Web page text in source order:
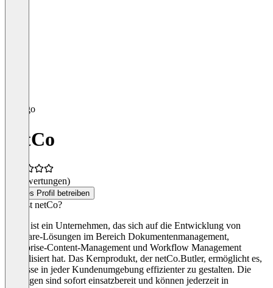
netCo
(0 Bewertungen)
Dieses Profil betreiben
Was ist netCo?
netCo ist ein Unternehmen, das sich auf die Entwicklung von
Software-Lösungen im Bereich Dokumentenmanagement,
Enterprise-Content-Management und Workflow Management
spezialisiert hat. Das Kernprodukt, der netCo.Butler, ermöglicht es,
Prozesse in jeder Kundenumgebung effizienter zu gestalten. Die
Lösungen sind sofort einsatzbereit und können jederzeit in